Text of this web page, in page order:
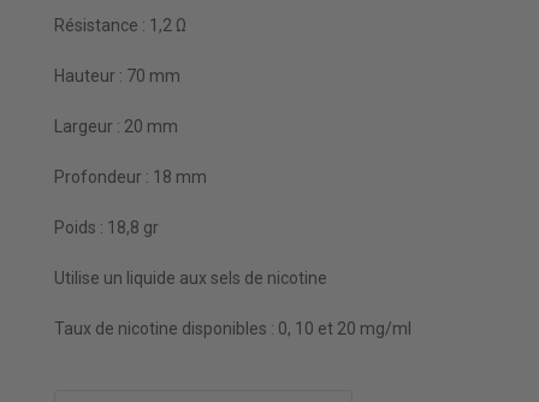
Résistance : 1,2 Ω
Hauteur : 70 mm
Largeur : 20 mm
Profondeur : 18 mm
Poids : 18,8 gr
Utilise un liquide aux sels de nicotine
Taux de nicotine disponibles : 0, 10 et 20 mg/ml